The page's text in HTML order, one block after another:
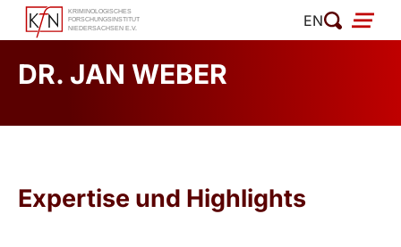
Zum
Inhalt
EN
DR. JAN WEBER
Expertise und Highlights